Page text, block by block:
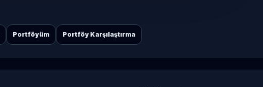
Portföyüm Portföy Karşılaştırma